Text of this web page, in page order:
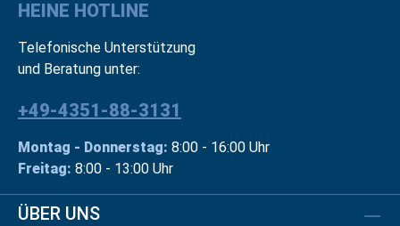
HEINE HOTLINE
Telefonische Unterstützung
und Beratung unter:
+49-4351-88-3131
Montag - Donnerstag: 8:00 - 16:00 Uhr
Freitag: 8:00 - 13:00 Uhr
ÜBER UNS